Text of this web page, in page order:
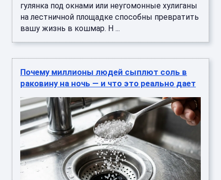
гулянка под окнами или неугомонные хулиганы
на лестничной площадке способны превратить
вашу жизнь в кошмар. Н ...
Почему миллионы людей сыплют соль в
раковину на ночь — и что это реально дает